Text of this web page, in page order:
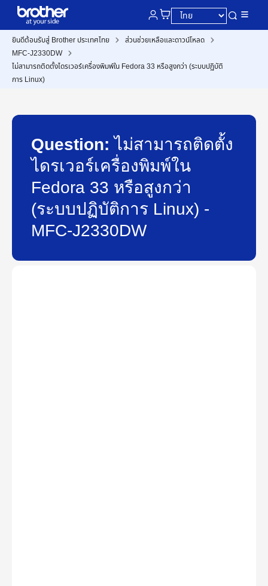
ยินดีต้อนรับสู่ Brother ประเทศไทย
ส่วนช่วยเหลือและดาวน์โหลด
MFC-J2330DW
ไม่สามารถติดตั้งไดรเวอร์เครื่องพิมพ์ใน Fedora 33 หรือสูงกว่า (ระบบปฏิบัติ
การ Linux)
Question:ไม่สามารถติดตั้ง
ไดรเวอร์เครื่องพิมพ์ใน
Fedora 33 หรือสูงกว่า
(ระบบปฏิบัติการ Linux) -
MFC-J2330DW